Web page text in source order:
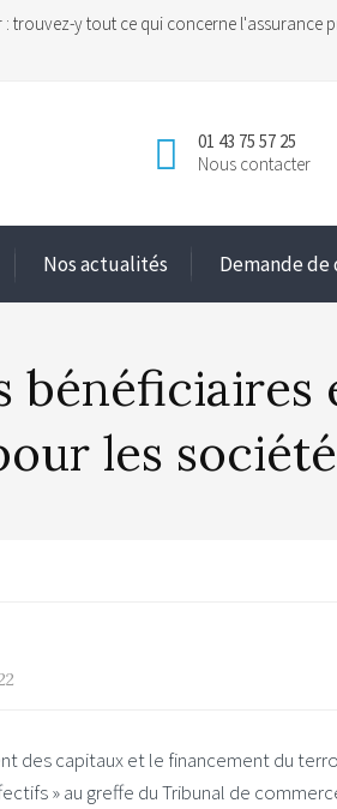
trouvez-y tout ce qui concerne l'assurance
01 43 75 57 25
Nous contacter
Nos actualités Demande de
bénéficiaires
les
des capitaux et le financement du
» au greffe du Tribunal de